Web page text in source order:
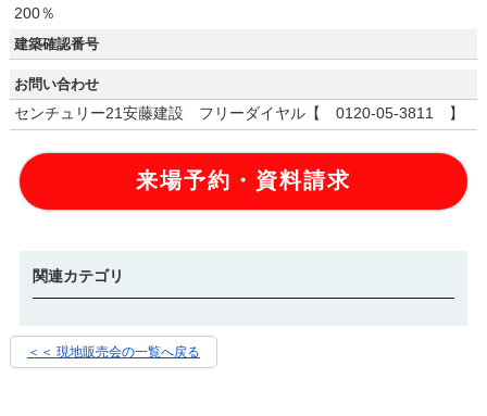
200％
建築確認番号
お問い合わせ
センチュリー21安藤建設 フリーダイヤル【 0120-05-3811 】
来場予約・資料請求
関連カテゴリ
＜＜ 現地販売会の一覧へ戻る